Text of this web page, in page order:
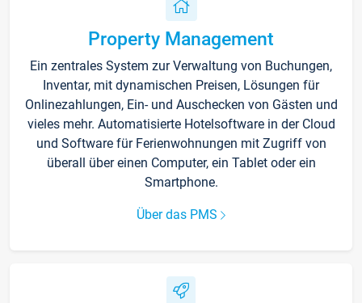
Property Management
Ein zentrales System zur Verwaltung von Buchungen,
Inventar, mit dynamischen Preisen, Lösungen für
Onlinezahlungen, Ein- und Auschecken von Gästen und
vieles mehr. Automatisierte Hotelsoftware in der Cloud
und Software für Ferienwohnungen mit Zugriff von
überall über einen Computer, ein Tablet oder ein
Smartphone.
Über das PMS